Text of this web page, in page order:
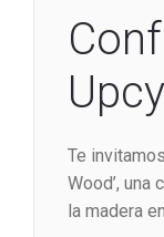
Te
Wood’, una
la madera